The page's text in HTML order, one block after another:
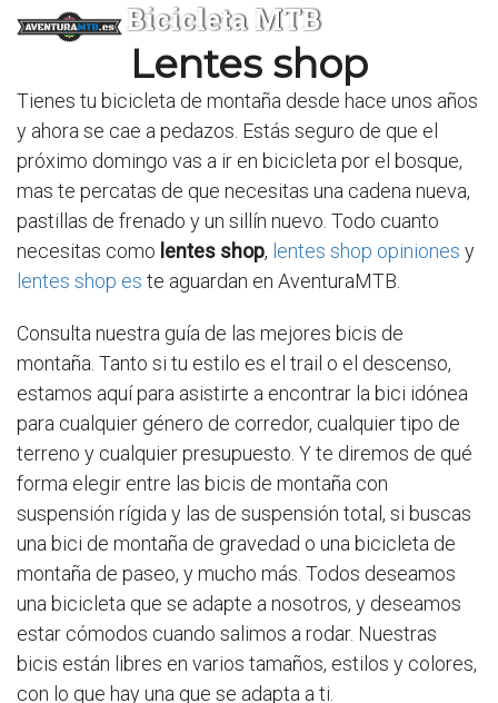
Bicicleta MTB
Lentes shop
Tienes tu bicicleta de montaña desde hace unos años
y ahora se cae a pedazos. Estás seguro de que el
próximo domingo vas a ir en bicicleta por el bosque,
mas te percatas de que necesitas una cadena nueva,
pastillas de frenado y un sillín nuevo. Todo cuanto
necesitas como lentes shop, lentes shop opiniones y
lentes shop es te aguardan en AventuraMTB.
Consulta nuestra guía de las mejores bicis de
montaña. Tanto si tu estilo es el trail o el descenso,
estamos aquí para asistirte a encontrar la bici idónea
para cualquier género de corredor, cualquier tipo de
terreno y cualquier presupuesto. Y te diremos de qué
forma elegir entre las bicis de montaña con
suspensión rígida y las de suspensión total, si buscas
una bici de montaña de gravedad o una bicicleta de
montaña de paseo, y mucho más. Todos deseamos
una bicicleta que se adapte a nosotros, y deseamos
estar cómodos cuando salimos a rodar. Nuestras
bicis están libres en varios tamaños, estilos y colores,
con lo que hay una que se adapta a ti.